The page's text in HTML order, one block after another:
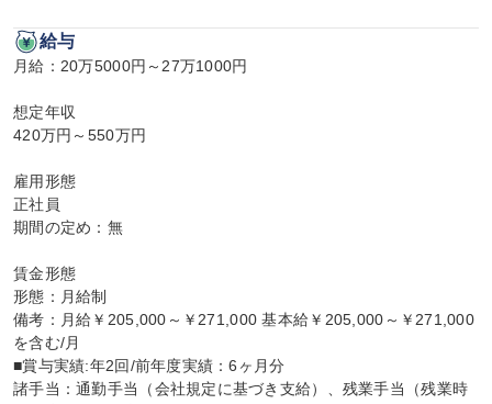
給与
月給：20万5000円～27万1000円
想定年収
420万円～550万円
雇用形態
正社員
期間の定め：無
賃金形態
形態：月給制
備考：月給￥205,000～￥271,000 基本給￥205,000～￥271,000
を含む/月
■賞与実績:年2回/前年度実績：6ヶ月分
諸手当：通勤手当（会社規定に基づき支給）、残業手当（残業時